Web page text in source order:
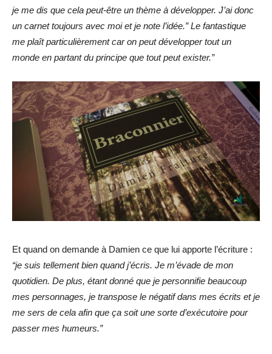
je me dis que cela peut-être un thème à développer. J’ai donc
un carnet toujours avec moi et je note l’idée.” Le fantastique
me plaît particulièrement car on peut développer tout un
monde en partant du principe que tout peut exister.”
Et quand on demande à Damien ce que lui apporte l’écriture :
“je suis tellement bien quand j’écris. Je m’évade de mon
quotidien. De plus, étant donné que je personnifie beaucoup
mes personnages, je transpose le négatif dans mes écrits et je
me sers de cela afin que ça soit une sorte d’exécutoire pour
passer mes humeurs.”